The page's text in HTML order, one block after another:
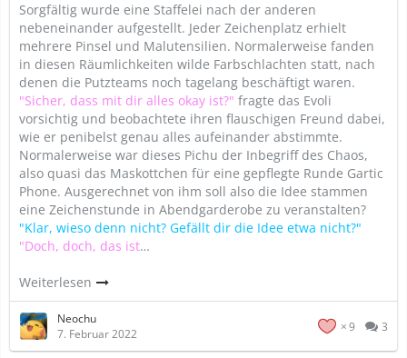
Sorgfältig wurde eine Staffelei nach der anderen
nebeneinander aufgestellt. Jeder Zeichenplatz erhielt
mehrere Pinsel und Malutensilien. Normalerweise fanden
in diesen Räumlichkeiten wilde Farbschlachten statt, nach
denen die Putzteams noch tagelang beschäftigt waren.
"Sicher, dass mit dir alles okay ist?" fragte das Evoli
vorsichtig und beobachtete ihren flauschigen Freund dabei,
wie er penibelst genau alles aufeinander abstimmte.
Normalerweise war dieses Pichu der Inbegriff des Chaos,
also quasi das Maskottchen für eine gepflegte Runde Gartic
Phone. Ausgerechnet von ihm soll also die Idee stammen
eine Zeichenstunde in Abendgarderobe zu veranstalten?
"Klar, wieso denn nicht? Gefällt dir die Idee etwa nicht?"
"Doch, doch, das ist…
Weiterlesen
Neochu
7. Februar 2022
9 3